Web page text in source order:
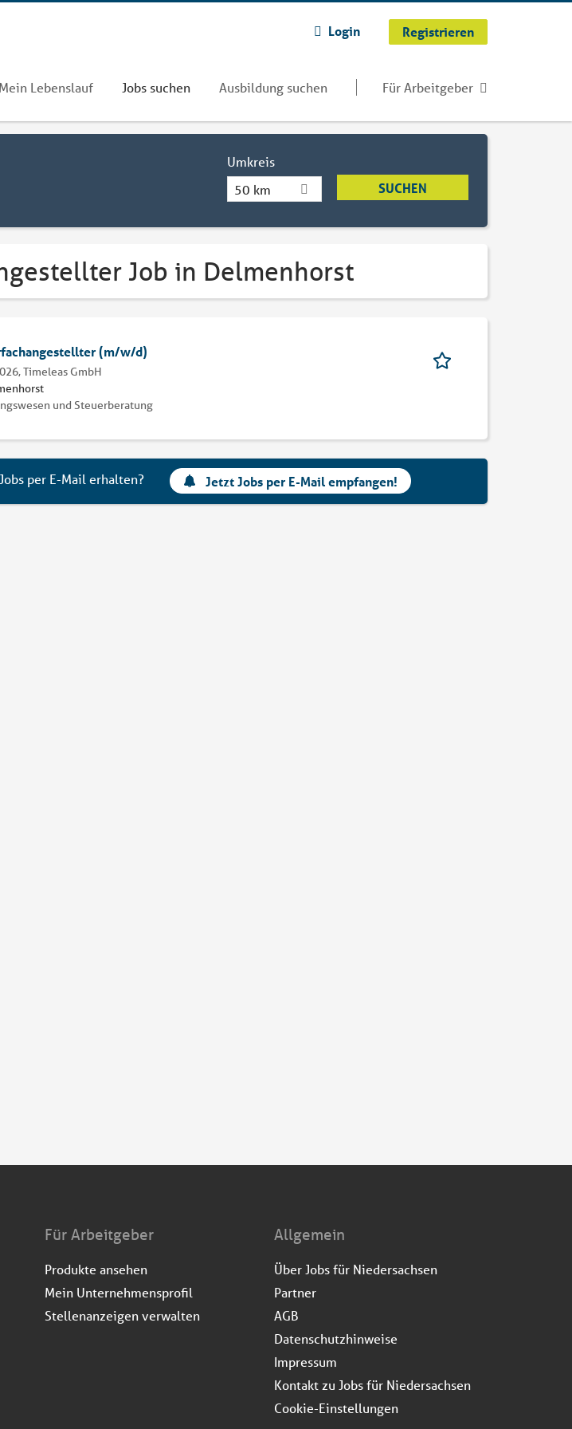
Login Registrieren
Mein Lebenslauf Jobs suchen Ausbildung suchen Für Arbeitgeber
Umkreis
50 km
Job in Delmenhorst
(m/w/d)
Timeleas GmbH
und Steuerberatung
per E-Mail erhalten? Jetzt Jobs per E-Mail empfangen!
Für Arbeitgeber
Produkte ansehen
Mein Unternehmensprofil
Stellenanzeigen verwalten
Allgemein
Über Jobs für Niedersachsen
Partner
AGB
Datenschutzhinweise
Impressum
Kontakt zu Jobs für Niedersachsen
Cookie-Einstellungen